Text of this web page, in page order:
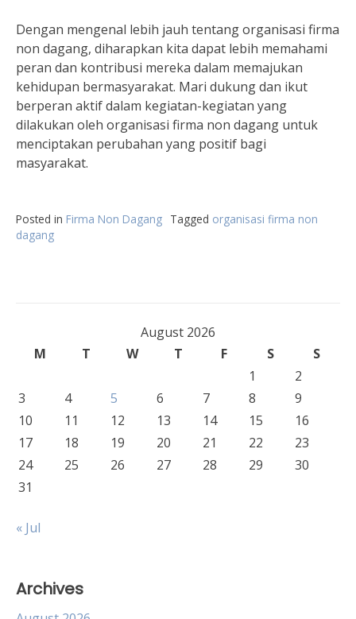
Dengan mengenal lebih jauh tentang organisasi firma
non dagang, diharapkan kita dapat lebih memahami
peran dan kontribusi mereka dalam memajukan
kehidupan bermasyarakat. Mari dukung dan ikut
berperan aktif dalam kegiatan-kegiatan yang
dilakukan oleh organisasi firma non dagang untuk
menciptakan perubahan yang positif bagi
masyarakat.
Posted in Firma Non Dagang Tagged organisasi firma non
dagang
August 2026
M
T W T F S
S
1
2
3
4 5 6 7 8
9
10
11 12 13 14 15
16
17
18 19 20 21 22
23
24
25 26 27 28 29
30
31
« Jul
Archives